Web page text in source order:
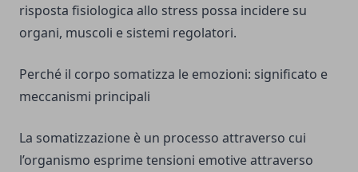
risposta fisiologica allo stress possa incidere su
organi, muscoli e sistemi regolatori.
Perché il corpo somatizza le emozioni: significato e
meccanismi principali
La somatizzazione è un processo attraverso cui
l’organismo esprime tensioni emotive attraverso